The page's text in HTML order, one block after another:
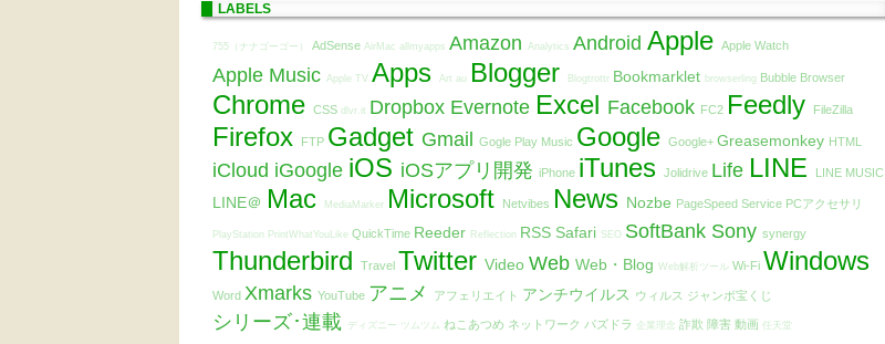
LABELS
755（ナナゴーゴー） AdSense AirMac allmyapps Amazon Analytics Android Apple Apple Watch
Apple Music Apple TV Apps Art au Blogger Blogtrottr Bookmarklet browserling Bubble Browser
Chrome CSS dlvr.it Dropbox Evernote Excel Facebook FC2 Feedly FileZilla
Firefox FTP Gadget Gmail Gogle Play Music Google Google+ Greasemonkey HTML
iCloud iGoogle iOS iOSアプリ開発 iPhone iTunes Jolidrive Life LINE LINE MUSIC
LINE＠ Mac MediaMarker Microsoft Netvibes News Nozbe PageSpeed Service PCアクセサリ
PlayStation PrintWhatYouLike QuickTime Reeder Reflection RSS Safari SEO SoftBank Sony synergy
Thunderbird Travel Twitter Video Web Web・Blog Web解析ツール Wi-Fi Windows
Word Xmarks YouTube アニメ アフェリエイト アンチウイルス ウィルス ジャンボ宝くじ
シリーズ･連載 ディズニー ツムツム ねこあつめ ネットワーク パズドラ 企業理念 詐欺 障害 動画 任天堂